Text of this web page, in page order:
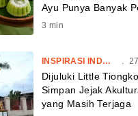
Ayu Punya Banyak
3 min
INSPIRASI INDONESIA .
Dijuluki Little
Simpan Jejak
yang Masih Terjaga